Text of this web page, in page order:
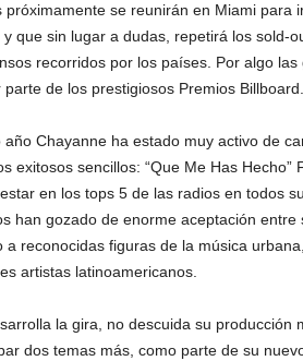
próximamente se reunirán en Miami para
que sin lugar a dudas, repetirá los sold-
recorridos por los países. Por algo
de los prestigiosos Premios Billboard.
año Chayanne ha estado muy activo de
exitosos sencillos: “Que Me Has Hecho”
en los tops 5 de las radios en todos
han gozado de enorme aceptación
a reconocidas figuras de la música
artistas latinoamericanos.
la gira, no descuida su producción
dos temas más, como parte de su